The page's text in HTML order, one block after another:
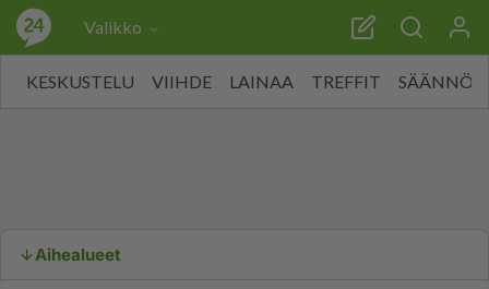
Valikko
KESKUSTELU VIIHDE LAINAA TREFFIT SÄÄNNÖT
Aihealueet